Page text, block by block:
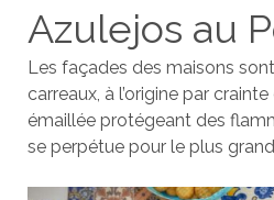
Azulejos au
Les façades des maisons
carreaux, à l’origine par
émaillée protégeant des
se perpétue pour le plus